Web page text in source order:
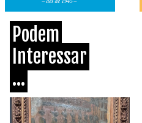
Podem
Interessar
...